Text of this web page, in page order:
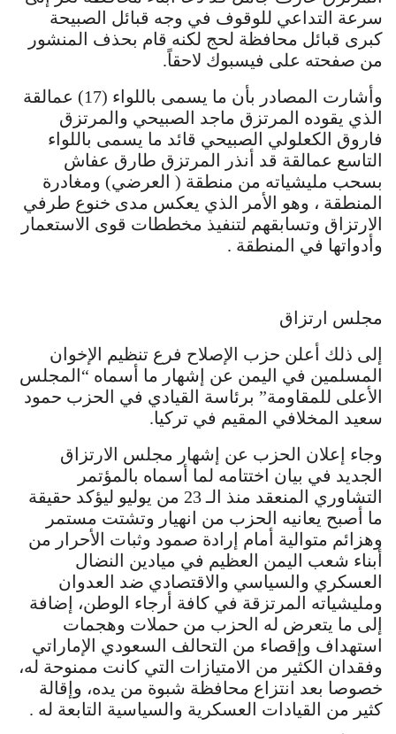
سرعة التداعي للوقوف في وجه قبائل الصبيحة
كبرى قبائل محافظة لحج لكنه قام بحذف المنشور
من صفحته على فيسبوك لاحقاً.
وأشارت المصادر بأن ما يسمى باللواء (17) عمالقة
الذي يقوده المرتزق ماجد الصبيحي والمرتزق
فاروق الكعلولي الصبيحي قائد ما يسمى باللواء
التاسع عمالقة قد أنذر المرتزق طارق عفاش
بسحب مليشياته من منطقة ( العرضي) ومغادرة
المنطقة ، وهو الأمر الذي يعكس مدى خنوع طرفي
الارتزاق وتسابقهم لتنفيذ مخططات قوى الاستعمار
وأدواتها في المنطقة .
مجلس ارتزاق
إلى ذلك أعلن حزب الإصلاح فرع تنظيم الإخوان
المسلمين في اليمن عن إشهار ما أسماه “المجلس
الأعلى للمقاومة” برئاسة القيادي في الحزب حمود
سعيد المخلافي المقيم في تركيا.
وجاء إعلان الحزب عن إشهار مجلس الارتزاق
الجديد في بيان اختتامه لما أسماه بالمؤتمر
التشاوري المنعقد منذ الـ 23 من يوليو ليؤكد حقيقة
ما أصبح يعانيه الحزب من انهيار وتشتت مستمر
وهزائم متوالية أمام إرادة صمود وثبات الأحرار من
أبناء شعب اليمن العظيم في ميادين النضال
العسكري والسياسي والاقتصادي ضد العدوان
ومليشياته المرتزقة في كافة أرجاء الوطن، إضافة
إلى ما يتعرض له الحزب من حملات وهجمات
استهداف وإقصاء من التحالف السعودي الإماراتي
وفقدان الكثير من الامتيازات التي كانت ممنوحة له،
خصوصا بعد انتزاع محافظة شبوة من يده، وإقالة
كثير من القيادات العسكرية والسياسية التابعة له .